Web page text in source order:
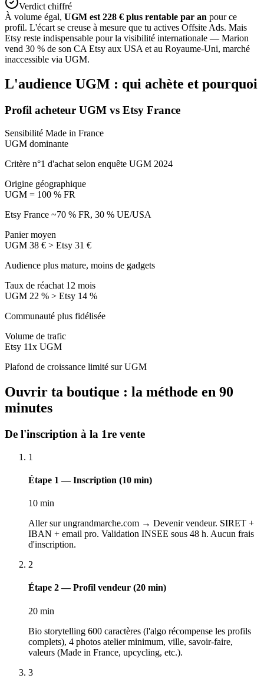
Verdict chiffré
À volume égal, UGM est 228 € plus rentable par an pour ce
profil. L'écart se creuse à mesure que tu actives Offsite Ads. Mais
Etsy reste indispensable pour la visibilité internationale — Marion
vend 30 % de son CA Etsy aux USA et au Royaume-Uni, marché
inaccessible via UGM.
L'audience UGM : qui achète et pourquoi
Profil acheteur UGM vs Etsy France
Sensibilité Made in France
UGM dominante
Critère n°1 d'achat selon enquête UGM 2024
Origine géographique
UGM = 100 % FR
Etsy France ~70 % FR, 30 % UE/USA
Panier moyen
UGM 38 € > Etsy 31 €
Audience plus mature, moins de gadgets
Taux de réachat 12 mois
UGM 22 % > Etsy 14 %
Communauté plus fidélisée
Volume de trafic
Etsy 11x UGM
Plafond de croissance limité sur UGM
Ouvrir ta boutique : la méthode en 90
minutes
De l'inscription à la 1re vente
1
Étape 1 — Inscription (10 min)
10 min
Aller sur ungrandmarche.com → Devenir vendeur. SIRET +
IBAN + email pro. Validation INSEE sous 48 h. Aucun frais
d'inscription.
2
Étape 2 — Profil vendeur (20 min)
20 min
Bio storytelling 600 caractères (l'algo récompense les profils
complets), 4 photos atelier minimum, ville, savoir-faire,
valeurs (Made in France, upcycling, etc.).
3